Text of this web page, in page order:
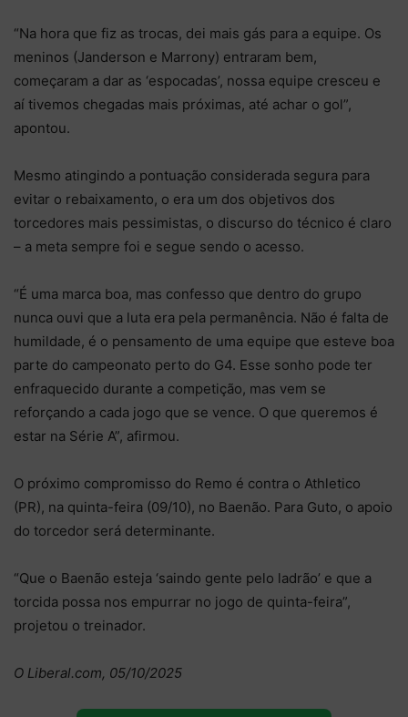
“Na hora que fiz as trocas, dei mais gás para a equipe. Os
meninos (Janderson e Marrony) entraram bem,
começaram a dar as ‘espocadas’, nossa equipe cresceu e
aí tivemos chegadas mais próximas, até achar o gol”,
apontou.
Mesmo atingindo a pontuação considerada segura para
evitar o rebaixamento, o era um dos objetivos dos
torcedores mais pessimistas, o discurso do técnico é claro
– a meta sempre foi e segue sendo o acesso.
“É uma marca boa, mas confesso que dentro do grupo
nunca ouvi que a luta era pela permanência. Não é falta de
humildade, é o pensamento de uma equipe que esteve boa
parte do campeonato perto do G4. Esse sonho pode ter
enfraquecido durante a competição, mas vem se
reforçando a cada jogo que se vence. O que queremos é
estar na Série A”, afirmou.
O próximo compromisso do Remo é contra o Athletico
(PR), na quinta-feira (09/10), no Baenão. Para Guto, o apoio
do torcedor será determinante.
“Que o Baenão esteja ‘saindo gente pelo ladrão’ e que a
torcida possa nos empurrar no jogo de quinta-feira”,
projetou o treinador.
O Liberal.com, 05/10/2025